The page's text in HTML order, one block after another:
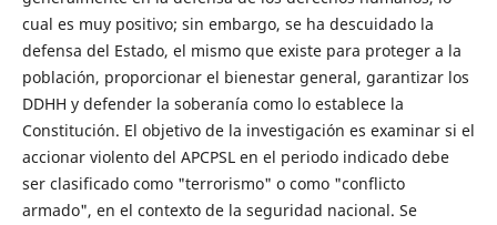
cual es muy positivo; sin embargo, se ha descuidado la
defensa del Estado, el mismo que existe para proteger a la
población, proporcionar el bienestar general, garantizar los
DDHH y defender la soberanía como lo establece la
Constitución. El objetivo de la investigación es examinar si el
accionar violento del APCPSL en el periodo indicado debe
ser clasificado como "terrorismo" o como "conflicto
armado", en el contexto de la seguridad nacional. Se